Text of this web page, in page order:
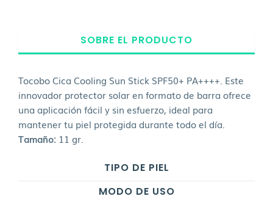
SOBRE EL PRODUCTO
TIPO DE PIEL
MODO DE USO
Tocobo Cica Cooling Sun Stick SPF50+ PA++++. Este
innovador protector solar en formato de barra ofrece
una aplicación fácil y sin esfuerzo, ideal para
mantener tu piel protegida durante todo el día.
Tamaño: 11 gr.